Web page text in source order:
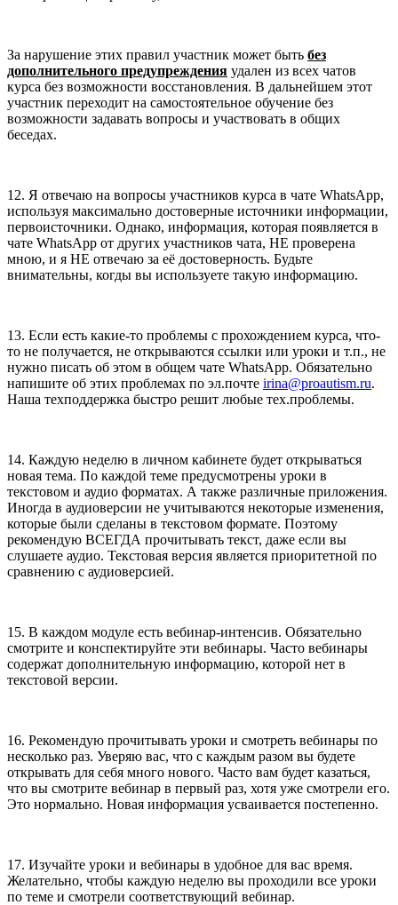
За нарушение этих правил участник может быть без
дополнительного предупреждения удален из всех чатов
курса без возможности восстановления. В дальнейшем этот
участник переходит на самостоятельное обучение без
возможности задавать вопросы и участвовать в общих
беседах.
12. Я отвечаю на вопросы участников курса в чате WhatsApp,
используя максимально достоверные источники информации,
первоисточники. Однако, информация, которая появляется в
чате WhatsApp от других участников чата, НЕ проверена
мною, и я НЕ отвечаю за её достоверность. Будьте
внимательны, когды вы используете такую информацию.
13. Если есть какие-то проблемы с прохождением курса, что-
то не получается, не открываются ссылки или уроки и т.п., не
нужно писать об этом в общем чате WhatsApp. Обязательно
напишите об этих проблемах по эл.почте irina@proautism.ru.
Наша техподдержка быстро решит любые тех.проблемы.
14. Каждую неделю в личном кабинете будет открываться
новая тема. По каждой теме предусмотрены уроки в
текстовом и аудио форматах. А также различные приложения.
Иногда в аудиоверсии не учитываются некоторые изменения,
которые были сделаны в текстовом формате. Поэтому
рекомендую ВСЕГДА прочитывать текст, даже если вы
слушаете аудио. Текстовая версия является приоритетной по
сравнению с аудиоверсией.
15. В каждом модуле есть вебинар-интенсив. Обязательно
смотрите и конспектируйте эти вебинары. Часто вебинары
содержат дополнительную информацию, которой нет в
текстовой версии.
16. Рекомендую прочитывать уроки и смотреть вебинары по
несколько раз. Уверяю вас, что с каждым разом вы будете
открывать для себя много нового. Часто вам будет казаться,
что вы смотрите вебинар в первый раз, хотя уже смотрели его.
Это нормально. Новая информация усваивается постепенно.
17. Изучайте уроки и вебинары в удобное для вас время.
Желательно, чтобы каждую неделю вы проходили все уроки
по теме и смотрели соответствующий вебинар.